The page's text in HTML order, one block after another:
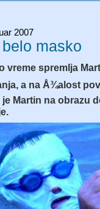
2007
masko
vreme spremlja
a na Å¾alost
Martin na obrazu